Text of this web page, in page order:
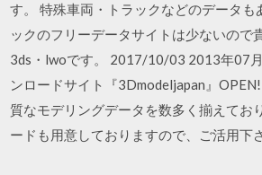
す。 特殊車両・トラックなどのデータも
ックのフリーデータサイトは少ないので
3ds・lwoです。 2017/10/03 2013年07
ンロードサイト『3Dmodeljapan』
質なモデリングデータを数多く揃えてお
ードも用意しておりますので、ご活用下